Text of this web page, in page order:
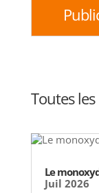
Toutes
Le
Juil 2026